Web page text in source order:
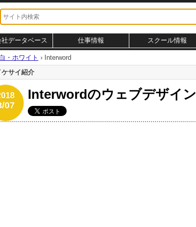
データベース 仕事情報 スクール情報
白・ホワイト › Interword
ケサイ紹介
07
Interwordのウェブデザイン